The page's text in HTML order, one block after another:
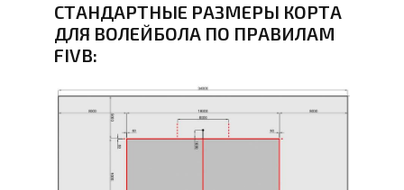
СТАНДАРТНЫЕ РАЗМЕРЫ КОРТА
ДЛЯ ВОЛЕЙБОЛА ПО ПРАВИЛАМ
FIVB: